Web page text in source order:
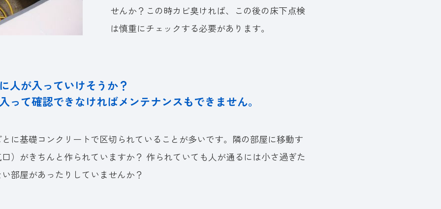
せんか？この時カビ臭ければ、この後の床下点検
は慎重にチェックする必要があります。
人が入っていけそうか？
って確認できなければメンテナンスもできません。
に基礎コンクリートで区切られていることが多いです。隣の部屋に移動す
）がきちんと作られていますか？ 作られていても人が通るには小さ過ぎた
部屋があったりしていませんか？